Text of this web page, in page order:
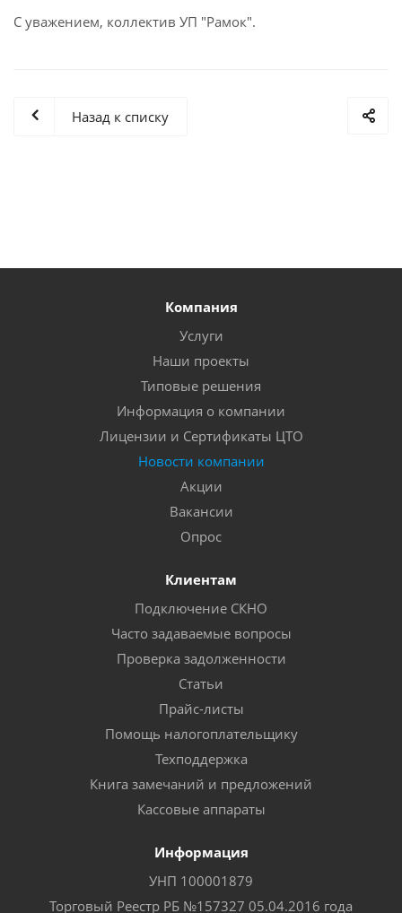
С уважением, коллектив УП "Рамок".
Назад к списку
Компания
Услуги
Наши проекты
Типовые решения
Информация о компании
Лицензии и Сертификаты ЦТО
Новости компании
Акции
Вакансии
Опрос
Клиентам
Подключение СКНО
Часто задаваемые вопросы
Проверка задолженности
Статьи
Прайс-листы
Помощь налогоплательщику
Техподдержка
Книга замечаний и предложений
Кассовые аппараты
Информация
УНП 100001879
Торговый Реестр РБ №157327 05.04.2016 года